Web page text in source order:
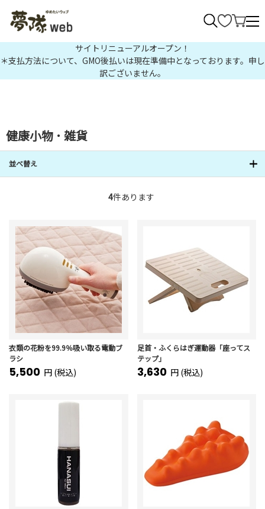
サイトリニューアルオープン！
＊支払方法について、GMO後払いは現在準備中となっております。申し
訳ございません。
健康小物 ･ 雑貨
並べ替え
4件あります
衣類の花粉を99.9％吸い取る電動ブ
ラシ
5,500 円 (税込)
足首・ふくらはぎ運動器「座ってス
テップ」
3,630 円 (税込)